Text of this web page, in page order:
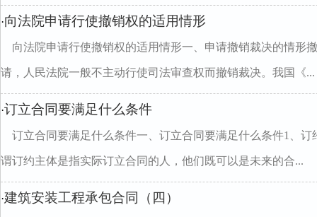
·向法院申请行使撤销权的适用情形
向法院申请行使撤销权的适用情形一、申请撤销裁决的情形
请，人民法院一般不主动行使司法审查权而撤销裁决。我国《...
·订立合同要满足什么条件
订立合同要满足什么条件一、订立合同要满足什么条件1、
谓订约主体是指实际订立合同的人，他们既可以是未来的合...
·建筑安装工程承包合同（四）